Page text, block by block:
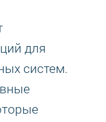
для
систем.